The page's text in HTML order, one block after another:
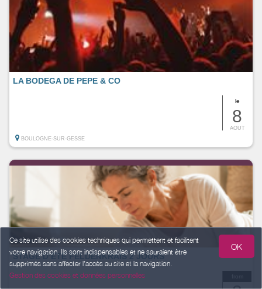
Ce site utilise des cookies techniques qui permettent et facilitent
votre navigation. Ils sont indispensables et ne sauraient être
supprimés sans affecter l’accès au site et la navigation.
Gestion des cookies et données personnelles
OK
le
8
AOUT
LA BODEGA DE PEPE & CO
BOULOGNE-SUR-GESSE
STAGE D’ÉTÉ FELDENKRAIS 2 JOURS